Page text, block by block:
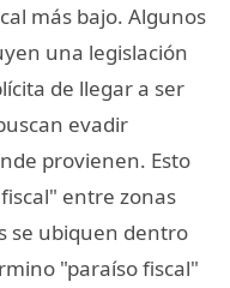
más bajo. Algunos
una legislación
de llegar a ser
evadir
provienen. Esto
entre zonas
se ubiquen dentro
"paraíso fiscal"